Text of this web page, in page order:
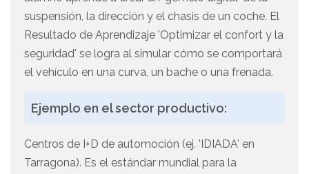
suspensión, la dirección y el chasis de un coche. El
Resultado de Aprendizaje 'Optimizar el confort y la
seguridad' se logra al simular cómo se comportará
el vehículo en una curva, un bache o una frenada.
Ejemplo en el sector productivo:
Centros de I+D de automoción (ej. 'IDIADA' en
Tarragona). Es el estándar mundial para la